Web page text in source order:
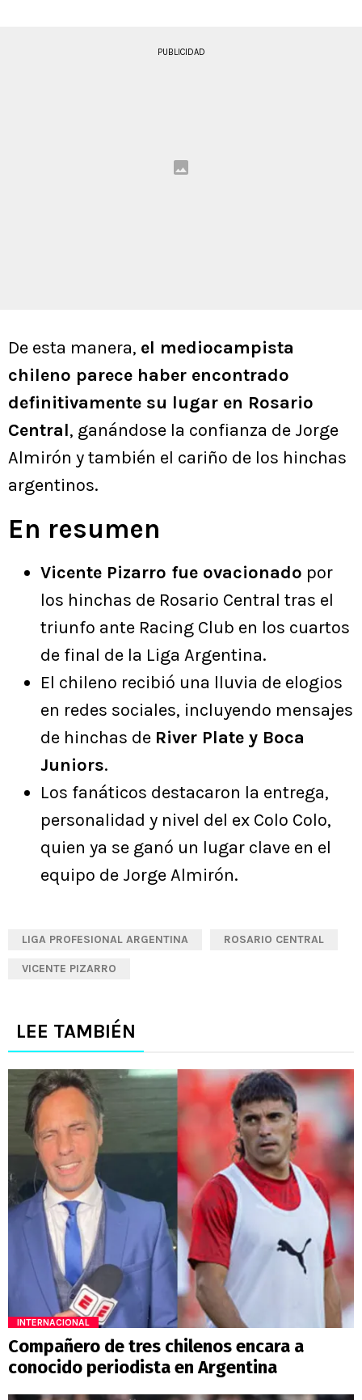
PUBLICIDAD
De esta manera, el mediocampista
chileno parece haber encontrado
definitivamente su lugar en Rosario
Central, ganándose la confianza de Jorge
Almirón y también el cariño de los hinchas
argentinos.
En resumen
Vicente Pizarro fue ovacionado por
los hinchas de Rosario Central tras el
triunfo ante Racing Club en los cuartos
de final de la Liga Argentina.
El chileno recibió una lluvia de elogios
en redes sociales, incluyendo mensajes
de hinchas de River Plate y Boca
Juniors.
Los fanáticos destacaron la entrega,
personalidad y nivel del ex Colo Colo,
quien ya se ganó un lugar clave en el
equipo de Jorge Almirón.
LIGA PROFESIONAL ARGENTINA ROSARIO CENTRAL
VICENTE PIZARRO
LEE TAMBIÉN
INTERNACIONAL
Compañero de tres chilenos encara a
conocido periodista en Argentina